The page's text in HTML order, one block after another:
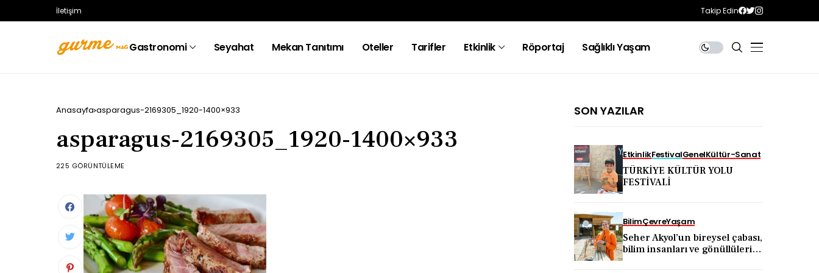
İletişim Takip Edin
Gastronomi Seyahat Mekan Tanıtımı Oteller Tarifler Etkinlik Röportaj Sağlıklı Yaşam
Anasayfa asparagus-2169305_1920-1400×933
asparagus-2169305_1920-1400×933
225 GÖRÜNTÜLEME
SON YAZILAR
EtkinlikFestivalGenelKültür-Sanat
TÜRKİYE KÜLTÜR YOLU
FESTİVALİ
BilimÇevreYaşam
Seher Akyol’un bireysel çabası,
bilim insanları ve gönüllülerin